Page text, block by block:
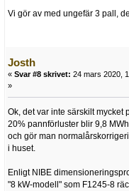
Vi gör av med ungefär 3 pall,
Josth
« Svar #8 skrivet: 24 mars 2020,
»
Ok, det var inte särskilt mycket
20% pannförluster blir 9,8
och gör man
i huset.
Enligt NIBE
"8 kW-modell" som F1245-8